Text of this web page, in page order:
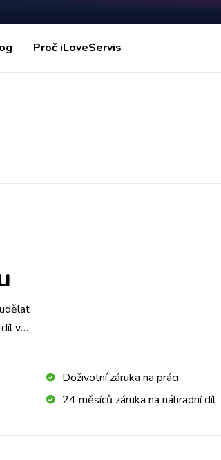
Proč iLoveServis
ve
Doživotní záruka na práci
24 měsíců záruka na náhradní díl